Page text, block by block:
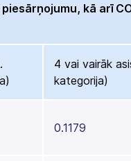
kā arī
4 vai vairāk
kategorija)
0.1179